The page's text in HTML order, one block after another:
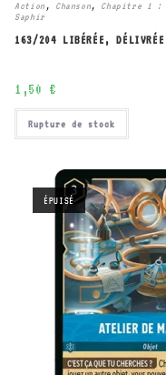
Action , Chanson, Chapitre 1 :
Saphir
163/204 LIBÉRÉE, DÉLIVRÉE
1,50 €
Rupture de stock
ÉPUISÉ